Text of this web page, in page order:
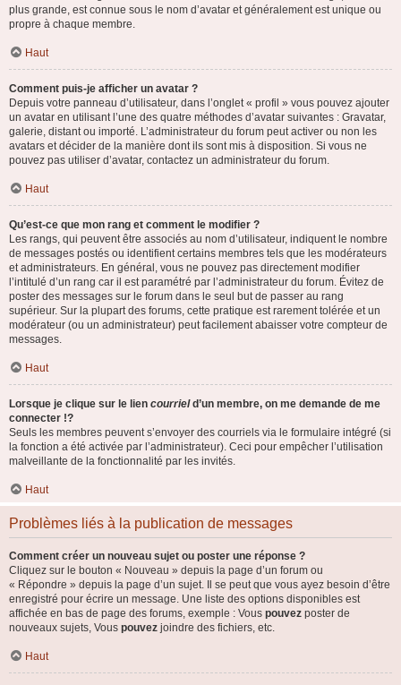
plus grande, est connue sous le nom d’avatar et généralement est unique ou
propre à chaque membre.
Haut
Comment puis-je afficher un avatar ?
Depuis votre panneau d’utilisateur, dans l’onglet « profil » vous pouvez ajouter
un avatar en utilisant l’une des quatre méthodes d’avatar suivantes : Gravatar,
galerie, distant ou importé. L’administrateur du forum peut activer ou non les
avatars et décider de la manière dont ils sont mis à disposition. Si vous ne
pouvez pas utiliser d’avatar, contactez un administrateur du forum.
Haut
Qu’est-ce que mon rang et comment le modifier ?
Les rangs, qui peuvent être associés au nom d’utilisateur, indiquent le nombre
de messages postés ou identifient certains membres tels que les modérateurs
et administrateurs. En général, vous ne pouvez pas directement modifier
l’intitulé d’un rang car il est paramétré par l’administrateur du forum. Évitez de
poster des messages sur le forum dans le seul but de passer au rang
supérieur. Sur la plupart des forums, cette pratique est rarement tolérée et un
modérateur (ou un administrateur) peut facilement abaisser votre compteur de
messages.
Haut
Lorsque je clique sur le lien courrield’un membre, on me demande de me
connecter !?
Seuls les membres peuvent s’envoyer des courriels via le formulaire intégré (si
la fonction a été activée par l’administrateur). Ceci pour empêcher l’utilisation
malveillante de la fonctionnalité par les invités.
Haut
Problèmes liés à la publication de messages
Comment créer un nouveau sujet ou poster une réponse ?
Cliquez sur le bouton « Nouveau » depuis la page d’un forum ou
« Répondre » depuis la page d’un sujet. Il se peut que vous ayez besoin d’être
enregistré pour écrire un message. Une liste des options disponibles est
affichée en bas de page des forums, exemple : Vous pouvez poster de
nouveaux sujets, Vous pouvez joindre des fichiers, etc.
Haut